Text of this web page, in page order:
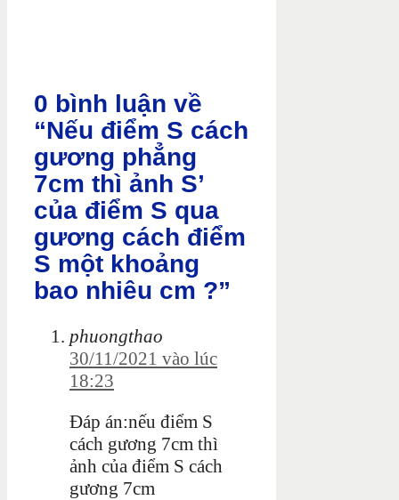
0 bình luận về
“Nếu điểm S cách
gương phẳng
7cm thì ảnh S’
của điểm S qua
gương cách điểm
S một khoảng
bao nhiêu cm ?”
phuongthao
30/11/2021 vào lúc
18:23
Đáp án:nếu điểm S
cách gương 7cm thì
ảnh của điểm S cách
gương 7cm